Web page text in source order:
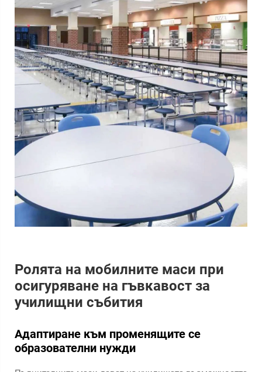
Ролята на мобилните маси при
осигуряване на гъвкавост за
училищни събития
Адаптиране към променящите се
образователни нужди